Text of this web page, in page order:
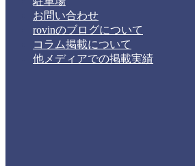
お問い合わせ
rovinのブログについて
コラム掲載について
他メディアでの掲載実績